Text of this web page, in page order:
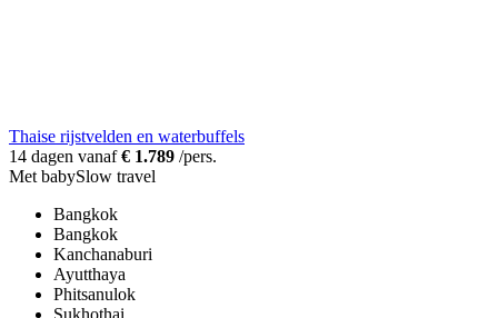
Thaise rijstvelden en waterbuffels
14 dagen vanaf€ 1.789 /pers.
Met babySlow travel
Bangkok
Bangkok
Kanchanaburi
Ayutthaya
Phitsanulok
Sukhothai